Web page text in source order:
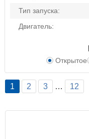
Тип запуска:
Двигатель:
Открытое
1 2 3 … 12